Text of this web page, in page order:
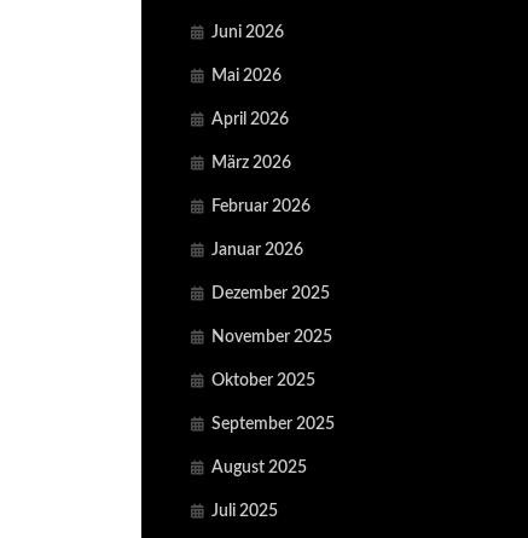
Juni 2026
Mai 2026
April 2026
März 2026
Februar 2026
Januar 2026
Dezember 2025
November 2025
Oktober 2025
September 2025
August 2025
Juli 2025